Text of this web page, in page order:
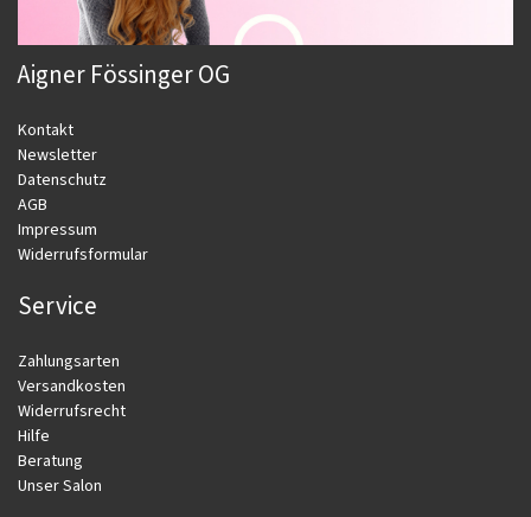
Aigner Fössinger OG
Kontakt
Newsletter
Datenschutz
AGB
Impressum
Widerrufsformular
Service
Zahlungsarten
Versandkosten
Widerrufsrecht
Hilfe
Beratung
Unser Salon